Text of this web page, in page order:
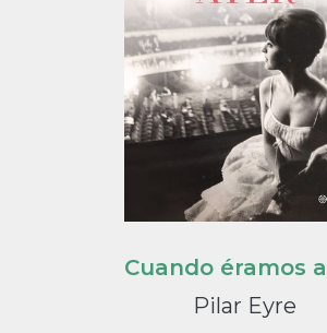
Cuando éramos
Pilar Eyre